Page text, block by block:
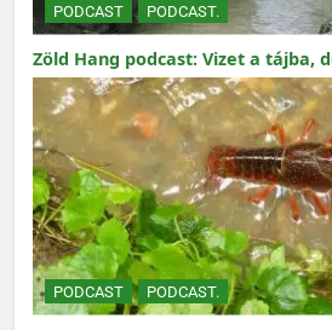
PODCAST PODCAST.
Zöld Hang podcast: Vizet a tájba,
PODCAST PODCAST.